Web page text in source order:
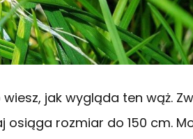
jak wygląda ten wąż.
rozmiar do 150 cm.